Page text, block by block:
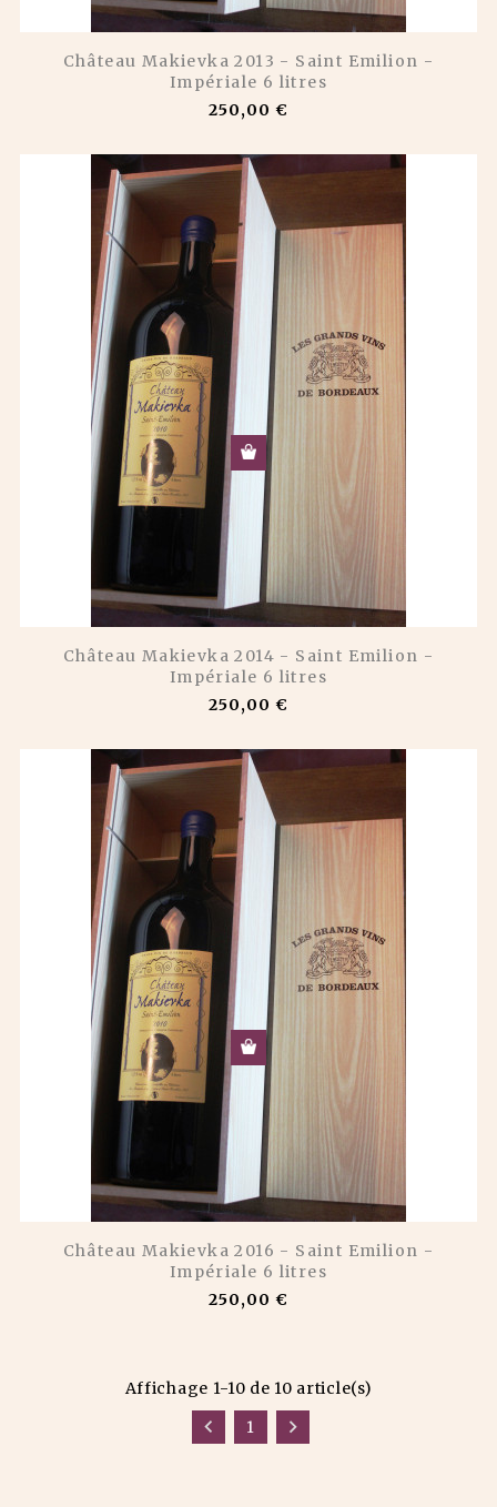
Château Makievka 2013 - Saint Emilion -
Impériale 6 litres
250,00 €
Château Makievka 2014 - Saint Emilion -
Impériale 6 litres
250,00 €
Château Makievka 2016 - Saint Emilion -
Impériale 6 litres
250,00 €
Affichage 1-10 de 10 article(s)
 1 